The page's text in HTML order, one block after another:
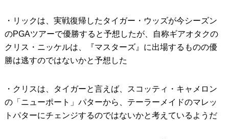
・リックは、実戦復帰したタイガー・ウッズが今シーズン
のPGAツアーで優勝すると予想したが、自称ギアオタクの
クリス・ニッケルは、『マスターズ』に出場するものの優
勝は逃すのではないかと予想した
・クリスは、タイガーと言えば、スコッティ・キャメロン
の「ニューポート」パターから、テーラーメイドのマレッ
トパターにチェンジするのではないかと考えているようだ